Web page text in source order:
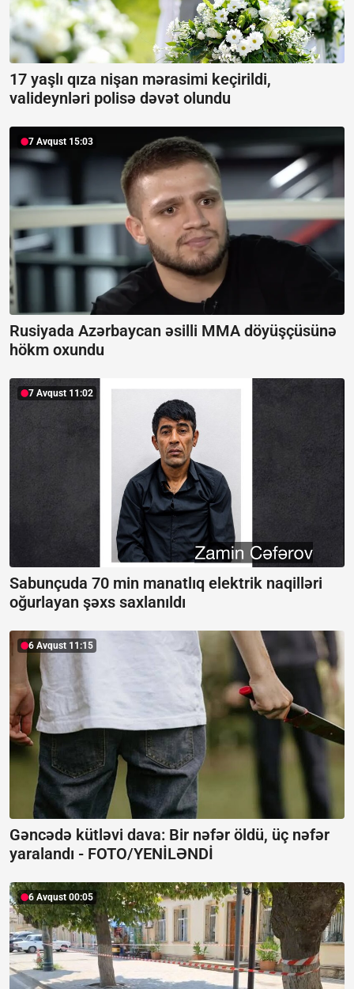
17 yaşlı qıza nişan mərasimi keçirildi,
valideynləri polisə dəvət olundu
7 Avqust 15:03
Rusiyada Azərbaycan əsilli MMA döyüşçüsünə
hökm oxundu
7 Avqust 11:02
Sabunçuda 70 min manatlıq elektrik naqilləri
oğurlayan şəxs saxlanıldı
6 Avqust 11:15
Gəncədə kütləvi dava: Bir nəfər öldü, üç nəfər
yaralandı - FOTO/YENİLƏNDİ
6 Avqust 00:05